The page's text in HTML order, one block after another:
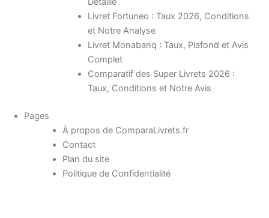
Livret Fortuneo : Taux 2026, Conditions
et Notre Analyse
Livret Monabanq : Taux, Plafond et Avis
Complet
Comparatif des Super Livrets 2026 :
Taux, Conditions et Notre Avis
Pages
À propos de ComparaLivrets.fr
Contact
Plan du site
Politique de Confidentialité